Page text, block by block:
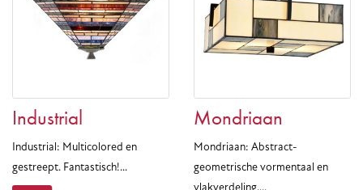
Industrial
Industrial: Multicolored en
gestreept. Fantastisch!...
Mondriaan
Mondriaan: Abstract-
geometrische vormentaal en
vlakverdeling....